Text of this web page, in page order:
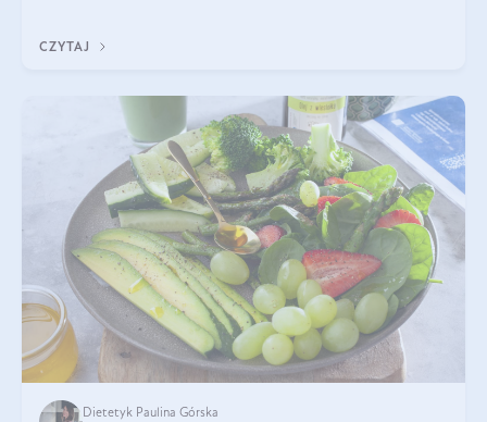
CZYTAJ
Dietetyk Paulina Górska